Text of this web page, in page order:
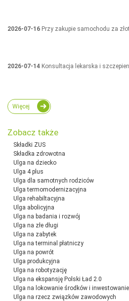
2026-07-16 Przy zakupie samochodu za
2026-07-14 Konsultacja lekarska i
Więcej
Zobacz także
Składki ZUS
Składka zdrowotna
Ulga na dziecko
Ulga 4 plus
Ulga dla samotnych rodziców
Ulga termomodernizacyjna
Ulga rehabiltacyjna
Ulga abolicyjna
Ulga na badania i rozwój
Ulga na złe długi
Ulga na zabytek
Ulga na terminal płatniczy
Ulga na powrót
Ulga produkcyjna
Ulga na robotyzację
Ulga na ekspansję Polski Ład 2.0
Ulga na lokowanie środków i inwestowanie
Ulga na rzecz związków zawodowych